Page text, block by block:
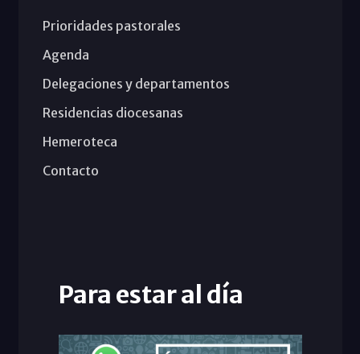
Prioridades pastorales
Agenda
Delegaciones y departamentos
Residencias diocesanas
Hemeroteca
Contacto
Para estar al día